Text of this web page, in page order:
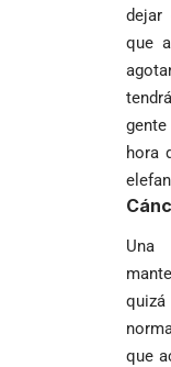
dejar
que
hora
Una
que